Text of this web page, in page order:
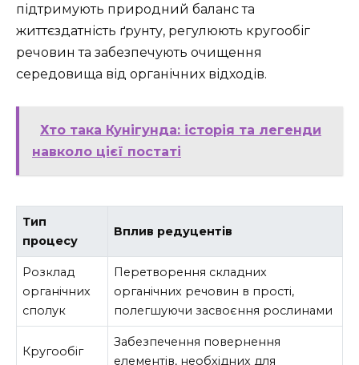
підтримують природний баланс та
життєздатність ґрунту, регулюють кругообіг
речовин та забезпечують очищення
середовища від органічних відходів.
Хто така Кунігунда: історія та легенди
навколо цієї постаті
Тип
процесу
Вплив редуцентів
Розклад
органічних
сполук
Перетворення складних
органічних речовин в прості,
полегшуючи засвоєння рослинами
Кругообіг
Забезпечення повернення
елементів, необхідних для